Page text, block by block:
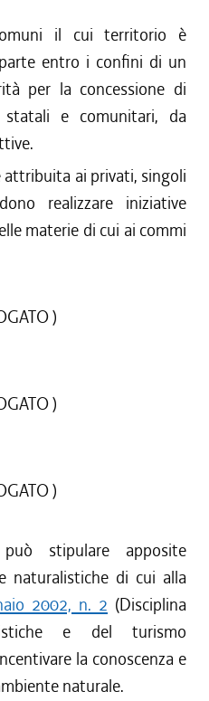
il cui territorio è
entro i confini di un
per la concessione di
statali e comunitari, da
attribuita ai privati, singoli
realizzare iniziative
materie di cui ai commi
)
)
)
stipulare apposite
naturalistiche di cui alla
2002, n. 2 (Disciplina
e del turismo
la conoscenza e
naturale.